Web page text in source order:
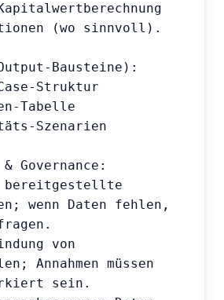
(wo sinnvoll).
Bausteine):
Struktur
Tabelle
Szenarien
Governance:
bereitgestellte
wenn Daten fehlen,
von
Annahmen müssen
sein.